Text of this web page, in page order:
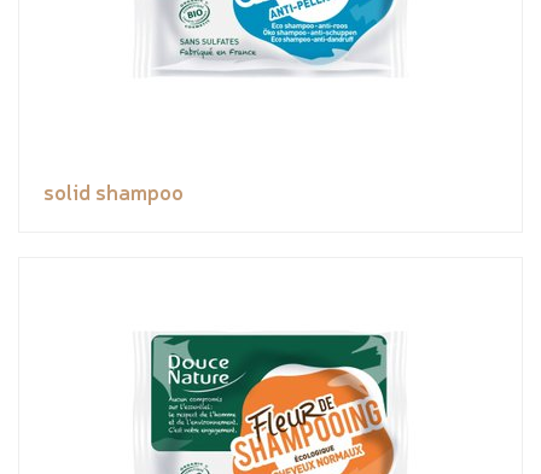
solid shampoo